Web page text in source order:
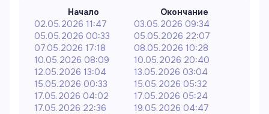
Начало
Окончание
02.05.2026 11:47
03.05.2026 09:34
05.05.2026 00:33
05.05.2026 22:07
07.05.2026 17:18
08.05.2026 10:28
10.05.2026 08:09
10.05.2026 20:40
12.05.2026 13:04
13.05.2026 03:04
15.05.2026 00:33
15.05.2026 05:32
17.05.2026 04:02
17.05.2026 05:24
17.05.2026 22:36
19.05.2026 04:47